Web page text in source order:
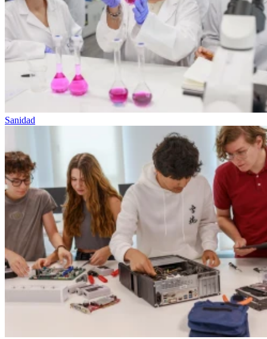
Sanidad